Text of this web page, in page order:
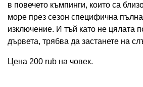
в повечето къмпинги, които са
море през сезон специфична
изключение. И тъй като не цялата
дървета, трябва да застанете на
Цена 200 rub на човек.